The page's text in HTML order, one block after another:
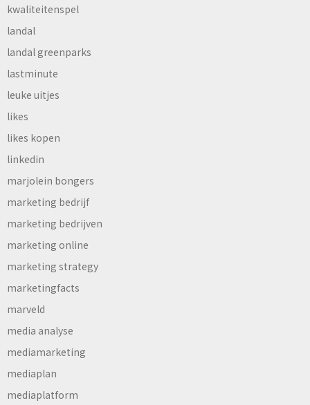
kwaliteitenspel
landal
landal greenparks
lastminute
leuke uitjes
likes
likes kopen
linkedin
marjolein bongers
marketing bedrijf
marketing bedrijven
marketing online
marketing strategy
marketingfacts
marveld
media analyse
mediamarketing
mediaplan
mediaplatform